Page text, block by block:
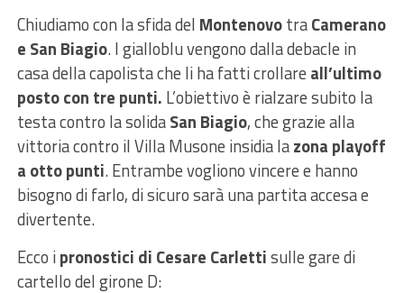
Chiudiamo con la sfida del MontenovotraCamerano
e San Biagio. I gialloblu vengono dalla debacle in
casa della capolista che li ha fatti crollare all’ultimo
posto con tre punti. L’obiettivo è rialzare subito la
testa contro la solidaSan Biagio, che grazie alla
vittoria contro il Villa Musone insidia lazona playoff
a otto punti. Entrambe vogliono vincere e hanno
bisogno di farlo, di sicuro sarà una partita accesa e
divertente.
Ecco ipronostici di Cesare Carlettisulle gare di
cartello del girone D: